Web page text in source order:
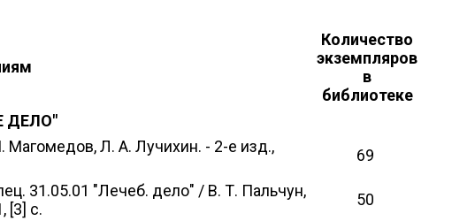
Количество
экземпляров
в
библиотеке
ДЕЛО"
Магомедов, Л. А. Лучихин. - 2-е изд.,
69
31.05.01 "Лечеб. дело" / В. Т. Пальчун,
[3] с.
50